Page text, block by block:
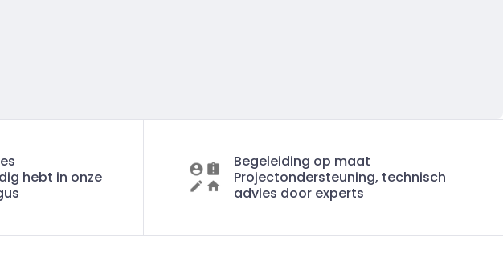
hebt in onze
Begeleiding op maat
Projectondersteuning, technisch
advies door experts